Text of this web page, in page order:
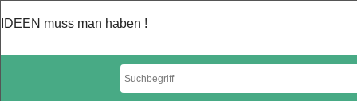
IDEEN muss man haben !